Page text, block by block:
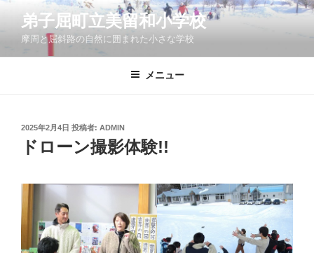
ン
弟子屈町立美留和小学校
摩周と屈斜路の自然に囲まれた小さな学校
メニュー
投
稿
2025年2月4日 投稿者: ADMIN
ドローン撮影体験!!